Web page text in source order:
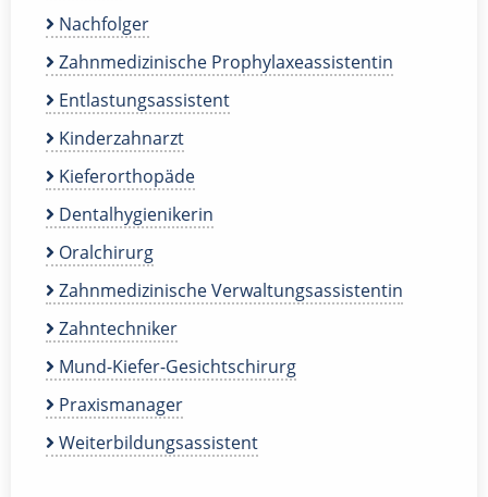
Nachfolger
Zahnmedizinische Prophylaxeassistentin
Entlastungsassistent
Kinderzahnarzt
Kieferorthopäde
Dentalhygienikerin
Oralchirurg
Zahnmedizinische Verwaltungsassistentin
Zahntechniker
Mund-Kiefer-Gesichtschirurg
Praxismanager
Weiterbildungsassistent